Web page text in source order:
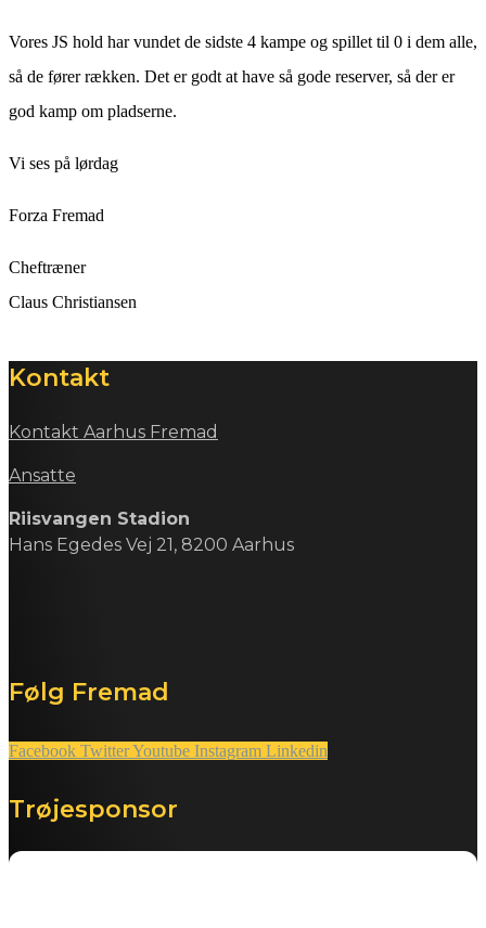
Vores JS hold har vundet de sidste 4 kampe og spillet til 0 i dem alle,
så de fører rækken. Det er godt at have så gode reserver, så der er
god kamp om pladserne.
Vi ses på lørdag
Forza Fremad
Cheftræner
Claus Christiansen
Kontakt
Kontakt Aarhus Fremad
Ansatte
Riisvangen Stadion
Hans Egedes Vej 21, 8200 Aarhus
Følg Fremad
Facebook TwitterYoutube Instagram Linkedin
Trøjesponsor